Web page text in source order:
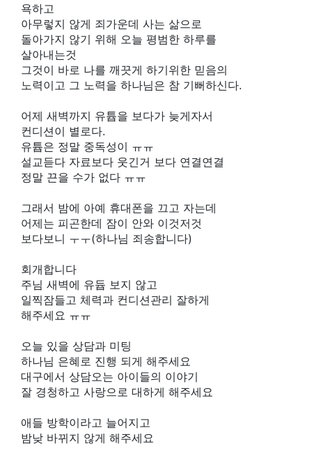
욕하고
아무렇지 않게 죄가운데 사는 삶으로
돌아가지 않기 위해 오늘 평범한 하루를
살아내는것
그것이 바로 나를 깨끗게 하기위한 믿음의
노력이고 그 노력을 하나님은 참 기뻐하신다.
어제 새벽까지 유튭을 보다가 늦게자서
컨디션이 별로다.
유튭은 정말 중독성이 ㅠㅠ
설교듣다 자료보다 웃긴거 보다 연결연결
정말 끈을 수가 없다 ㅠㅠ
그래서 밤에 아예 휴대폰을 끄고 자는데
어제는 피곤한데 잠이 안와 이것저것
보다보니 ㅜㅜ(하나님 죄송합니다)
회개합니다
주님 새벽에 유듑 보지 않고
일찍잠들고 체력과 컨디션관리 잘하게
해주세요 ㅠㅠ
오늘 있을 상담과 미팅
하나님 은혜로 진행 되게 해주세요
대구에서 상담오는 아이들의 이야기
잘 경청하고 사랑으로 대하게 해주세요
애들 방학이라고 늘어지고
밤낮 바뀌지 않게 해주세요